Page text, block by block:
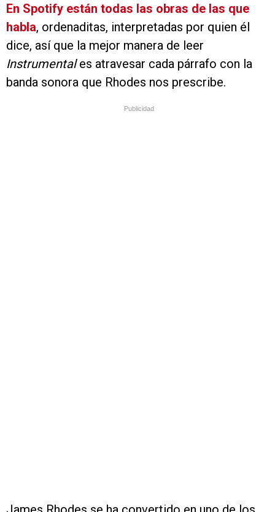
En Spotify están todas las obras de las que
habla, ordenaditas, interpretadas por quien él
dice, así que la mejor manera de leer
Instrumentales atravesar cada párrafo con la
banda sonora que Rhodes nos prescribe.
Publicidad